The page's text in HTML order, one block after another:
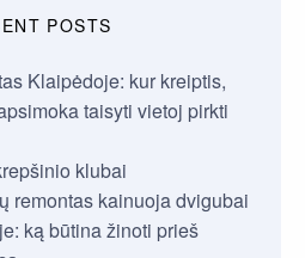
POSTS
Klaipėdoje: kur kreiptis,
taisyti vietoj pirkti
klubai
remontas kainuoja dvigubai
ką būtina žinoti prieš